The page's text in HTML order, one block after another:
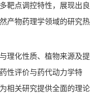
靶点调控特性，展现出良
产物药理学领域的研究热
理化性质、植物来源及提
性评价与药代动力学特
相关研究提供全面的理论